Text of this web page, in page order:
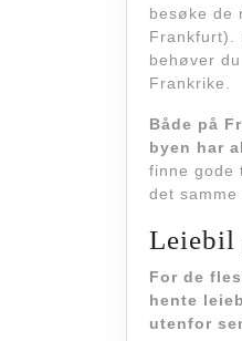
besøke de
Frankfurt).
behøver
Frankrike.
Både på
byen har
finne gode
det
Leiebil
For de
hente
utenfor